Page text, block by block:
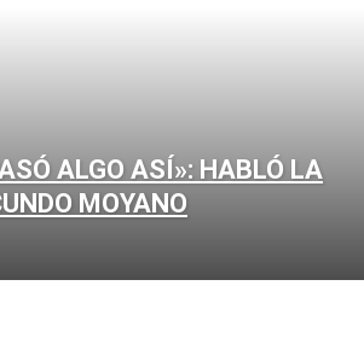
ALGO ASÍ»: HABLÓ LA
MOYANO